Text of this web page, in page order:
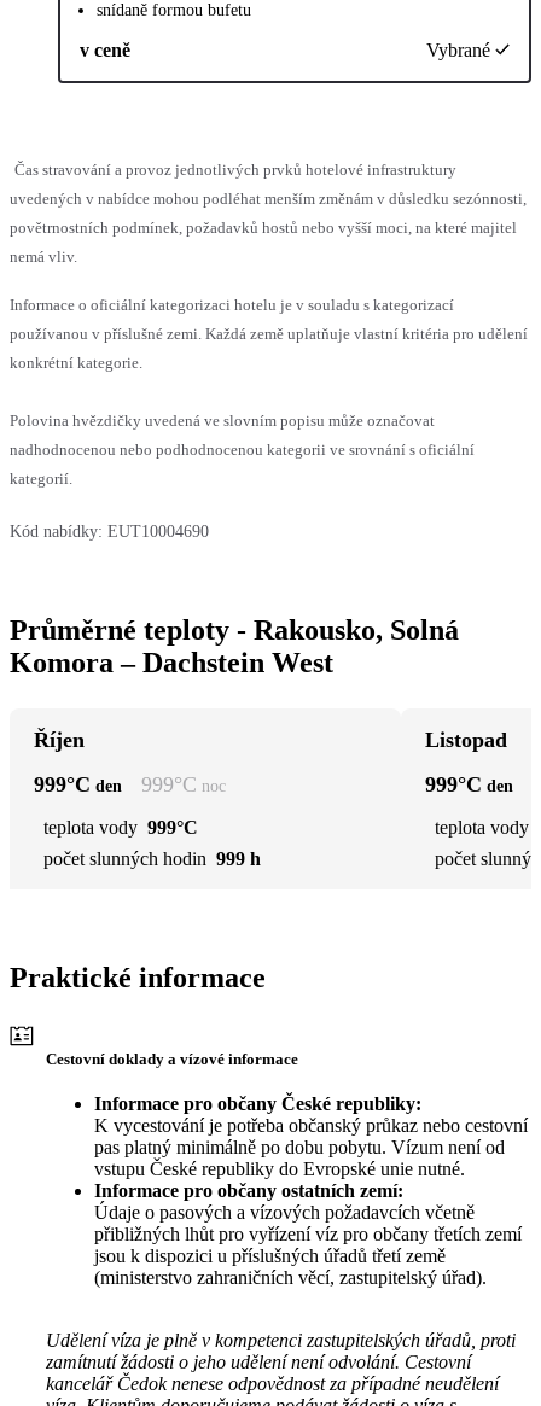
snídaně formou bufetu
v ceně Vybrané
Čas stravování a provoz jednotlivých prvků hotelové infrastruktury
uvedených v nabídce mohou podléhat menším změnám v důsledku sezónnosti,
povětrnostních podmínek, požadavků hostů nebo vyšší moci, na které majitel
nemá vliv.
Informace o oficiální kategorizaci hotelu je v souladu s kategorizací
používanou v příslušné zemi. Každá země uplatňuje vlastní kritéria pro udělení
konkrétní kategorie.
Polovina hvězdičky uvedená ve slovním popisu může označovat
nadhodnocenou nebo podhodnocenou kategorii ve srovnání s oficiální
kategorií.
Kód nabídky: EUT10004690
Průměrné teploty - Rakousko, Solná
Komora – Dachstein West
Říjen
999°C den 999°C noc
teplota vody 999°C
počet slunných hodin 999 h
Listopad
999°C den
teplota vody
počet
Praktické informace
Cestovní doklady a vízové informace
Informace pro občany České republiky:
K vycestování je potřeba občanský průkaz nebo cestovní
pas platný minimálně po dobu pobytu. Vízum není od
vstupu České republiky do Evropské unie nutné.
Informace pro občany ostatních zemí:
Údaje o pasových a vízových požadavcích včetně
přibližných lhůt pro vyřízení víz pro občany třetích zemí
jsou k dispozici u příslušných úřadů třetí země
(ministerstvo zahraničních věcí, zastupitelský úřad).
Udělení víza je plně v kompetenci zastupitelských úřadů, proti
zamítnutí žádosti o jeho udělení není odvolání. Cestovní
kancelář Čedok nenese odpovědnost za případné neudělení